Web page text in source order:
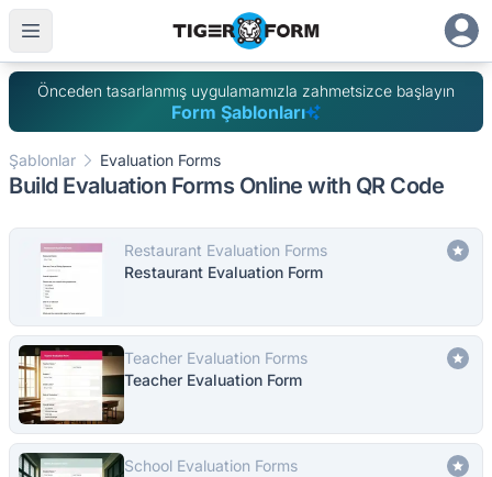
Önceden tasarlanmış uygulamamızla zahmetsizce başlayın
Form Şablonları
Şablonlar Evaluation Forms
Build Evaluation Forms Online with QR Code
Restaurant Evaluation Forms
Restaurant Evaluation Form
Teacher Evaluation Forms
Teacher Evaluation Form
School Evaluation Forms